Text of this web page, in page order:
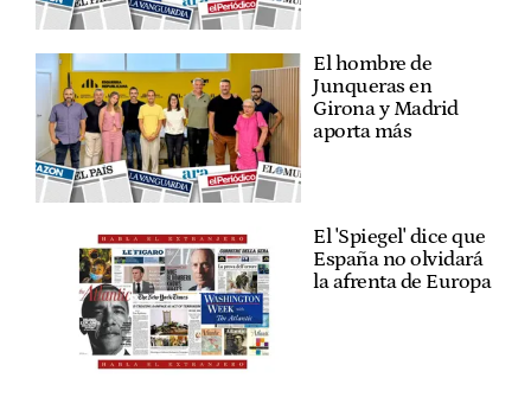
El hombre de
Junqueras en
Girona y Madrid
aporta más
El 'Spiegel' dice que
España no olvidará
la afrenta de Europa